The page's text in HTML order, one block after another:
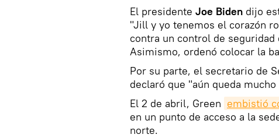
El presidente Joe Biden dijo
"Jill y yo tenemos el corazón
contra un control de seguridad
Asimismo, ordenó colocar la
Por su parte, el secretario de
declaró que "aún queda
El 2 de abril, Green embistió
en un punto de acceso a la
norte.